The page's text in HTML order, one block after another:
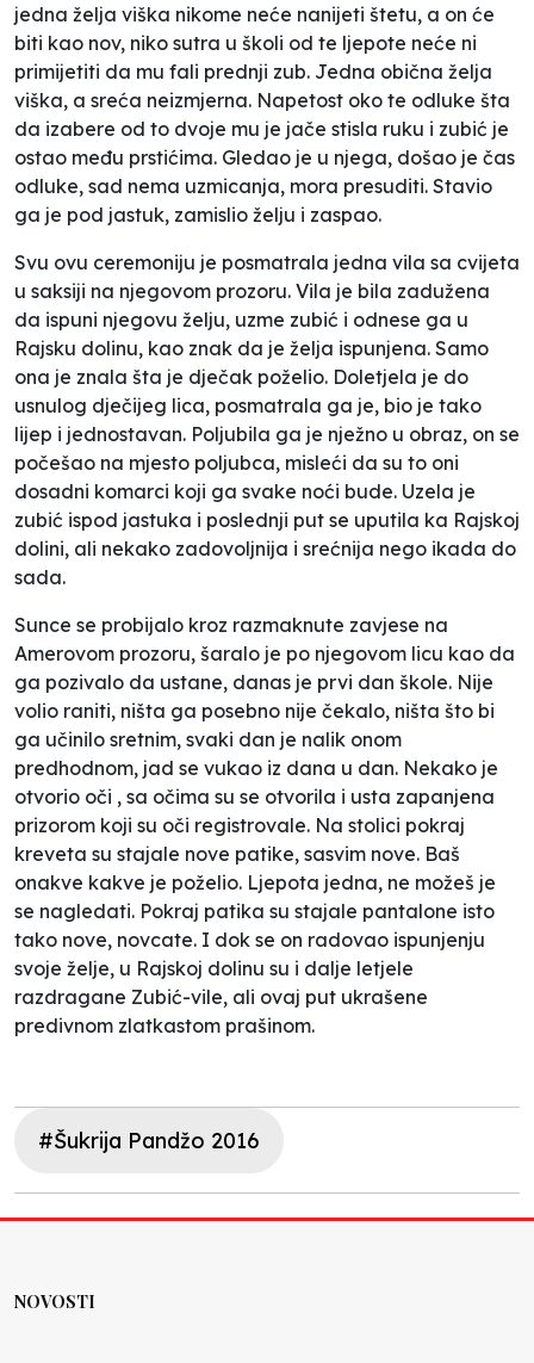
jedna želja viška nikome neće nanijeti štetu, a on će
biti kao nov, niko sutra u školi od te ljepote neće ni
primijetiti da mu fali prednji zub. Jedna obična želja
viška, a sreća neizmjerna. Napetost oko te odluke šta
da izabere od to dvoje mu je jače stisla ruku i zubić je
ostao među prstićima. Gledao je u njega, došao je čas
odluke, sad nema uzmicanja, mora presuditi. Stavio
ga je pod jastuk, zamislio želju i zaspao.
Svu ovu ceremoniju je posmatrala jedna vila sa cvijeta
u saksiji na njegovom prozoru. Vila je bila zadužena
da ispuni njegovu želju, uzme zubić i odnese ga u
Rajsku dolinu, kao znak da je želja ispunjena. Samo
ona je znala šta je dječak poželio. Doletjela je do
usnulog dječijeg lica, posmatrala ga je, bio je tako
lijep i jednostavan. Poljubila ga je nježno u obraz, on se
počešao na mjesto poljubca, misleći da su to oni
dosadni komarci koji ga svake noći bude. Uzela je
zubić ispod jastuka i poslednji put se uputila ka Rajskoj
dolini, ali nekako zadovoljnija i srećnija nego ikada do
sada.
Sunce se probijalo kroz razmaknute zavjese na
Amerovom prozoru, šaralo je po njegovom licu kao da
ga pozivalo da ustane, danas je prvi dan škole. Nije
volio raniti, ništa ga posebno nije čekalo, ništa što bi
ga učinilo sretnim, svaki dan je nalik onom
predhodnom, jad se vukao iz dana u dan. Nekako je
otvorio oči , sa očima su se otvorila i usta zapanjena
prizorom koji su oči registrovale. Na stolici pokraj
kreveta su stajale nove patike, sasvim nove. Baš
onakve kakve je poželio. Ljepota jedna, ne možeš je
se nagledati. Pokraj patika su stajale pantalone isto
tako nove, novcate. I dok se on radovao ispunjenju
svoje želje, u Rajskoj dolinu su i dalje letjele
razdragane Zubić-vile, ali ovaj put ukrašene
predivnom zlatkastom prašinom.
#Šukrija Pandžo 2016
NOVOSTI